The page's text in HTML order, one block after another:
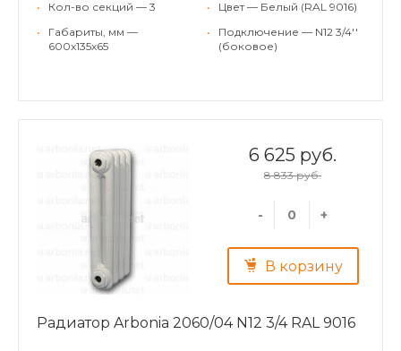
•
Кол-во секций — 3
•
Габариты, мм —
600x135x65
•
Цвет — Белый (RAL 9016)
•
Подключение — N12 3/4''
(боковое)
6 625 руб.
8 833 руб.
- +
В корзину
Радиатор Arbonia 2060/04 N12 3/4 RAL 9016